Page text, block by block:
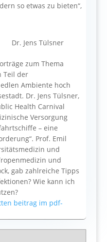
so etwas zu bieten“,
Dr. Jens Tülsner
zum Thema
Teil der
Ambiente hoch
Dr. Jens Tülsner,
Health Carnival
Versorgung
– eine
Prof. Emil
und
und
gab zahlreiche Tipps
Wie kann ich
beitrag im pdf-